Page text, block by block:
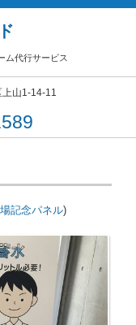
ム代行サービス
山1-14-11
記念パネル)